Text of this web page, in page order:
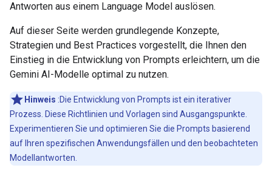
Antworten aus einem Language Model auslösen.
Auf dieser Seite werden grundlegende Konzepte,
Strategien und Best Practices vorgestellt, die Ihnen den
Einstieg in die Entwicklung von Prompts erleichtern, um die
Gemini AI-Modelle optimal zu nutzen.
Hinweis :Die Entwicklung von Prompts ist ein iterativer
Prozess. Diese Richtlinien und Vorlagen sind Ausgangspunkte.
Experimentieren Sie und optimieren Sie die Prompts basierend
auf Ihren spezifischen Anwendungsfällen und den beobachteten
Modellantworten.